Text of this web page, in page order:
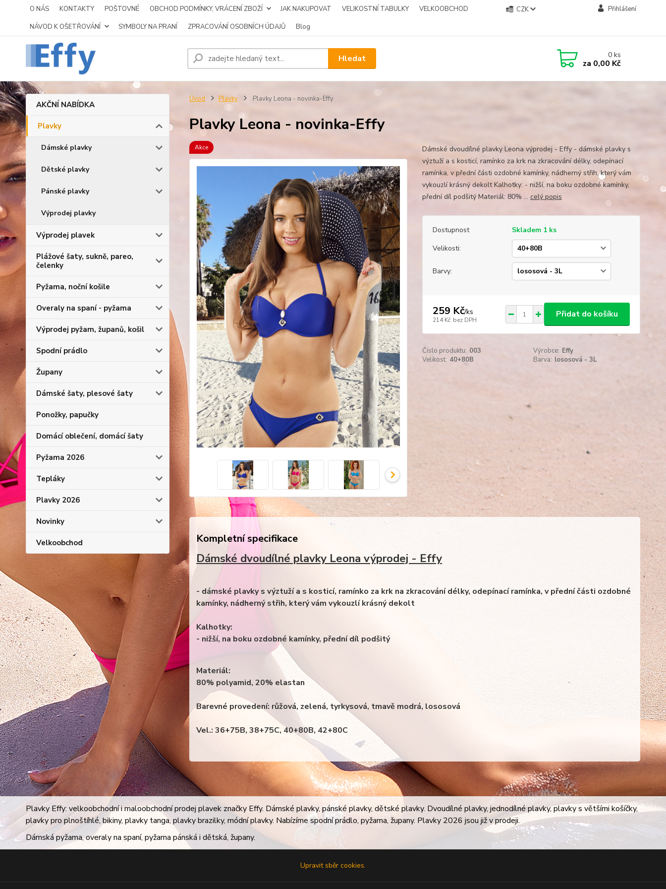
O NÁS KONTAKTY POŠTOVNÉ OBCHOD.PODMÍNKY, VRÁCENÍ ZBOŽÍ JAK NAKUPOVAT VELIKOSTNÍ TABULKY
VELKOOBCHOD
NÁVOD K OŠETŘOVÁNÍ
SYMBOLY NA PRANÍ ZPRACOVÁNÍ OSOBNÍCH ÚDAJŮ Blog
CZK Přihlášení
Hledat 0ks
za 0,00 Kč
AKČNÍ NABÍDKA
Plavky
Dámské plavky
Dětské plavky
Pánské plavky
Výprodej plavky
Výprodej plavek
Plážové šaty, sukně, pareo,
čelenky
Pyžama, noční košile
Overaly na spaní - pyžama
Výprodej pyžam, županů, košil
Spodní prádlo
Župany
Dámské šaty, plesové šaty
Ponožky, papučky
Domácí oblečení, domácí šaty
Pyžama 2026
Tepláky
Plavky 2026
Novinky
Velkoobchod
Úvod Plavky Plavky Leona - novinka-Effy
Plavky Leona - novinka-Effy
Akce
Dámské dvoudílné plavky Leona výprodej - Effy - dámské plavky s
výztuží a s kosticí, ramínko za krk na zkracování délky, odepínací
ramínka, v přední části ozdobné kamínky, nádherný střih, který vám
vykouzlí krásný dekolt Kalhotky: - nižší, na boku ozdobné kamínky,
přední díl podšitý Materiál: 80% ... celý popis
Dostupnost
Skladem 1 ks
Velikosti:
Barvy:
259 Kč/ks
214 Kč bez DPH
Přidat do košíku
Číslo produktu: 003 Výrobce: Effy
Velikost: 40+80B Barva: lososová - 3L
Kompletní specifikace
Dámské dvoudílné plavky Leona výprodej - Effy
- dámské plavky s výztuží a s kosticí, ramínko za krk na zkracování délky, odepínací ramínka, v přední části ozdobné
kamínky, nádherný střih, který vám vykouzlí krásný dekolt
Kalhotky:
- nižší, na boku ozdobné kamínky, přední díl podšitý
Materiál:
80% polyamid, 20% elastan
Barevné provedení: růžová, zelená, tyrkysová, tmavě modrá, lososová
Vel.: 36+75B, 38+75C, 40+80B, 42+80C
Plavky Effy: velkoobchodní i maloobchodní prodej plavek značky Effy. Dámské plavky, pánské plavky, dětské plavky. Dvoudílné plavky, jednodílné plavky, plavky s většími košíčky,
plavky pro plnoštíhlé, bikiny, plavky tanga, plavky brazilky, módní plavky. Nabízíme spodní prádlo, pyžama, župany. Plavky 2026 jsou již v prodeji.
Dámská pyžama, overaly na spaní, pyžama pánská i dětská, župany.
Upravit sběr cookies.